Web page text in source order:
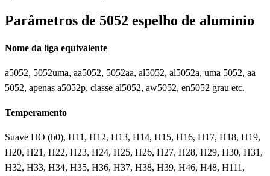
Parâmetros de 5052 espelho de alumínio
Nome da liga equivalente
a5052, 5052uma, aa5052, 5052aa, al5052, al5052a, uma 5052, aa
5052, apenas a5052p, classe al5052, aw5052, en5052 grau etc.
Temperamento
Suave HO (h0), H11, H12, H13, H14, H15, H16, H17, H18, H19,
H20, H21, H22, H23, H24, H25, H26, H27, H28, H29, H30, H31,
H32, H33, H34, H35, H36, H37, H38, H39, H46, H48, H111,